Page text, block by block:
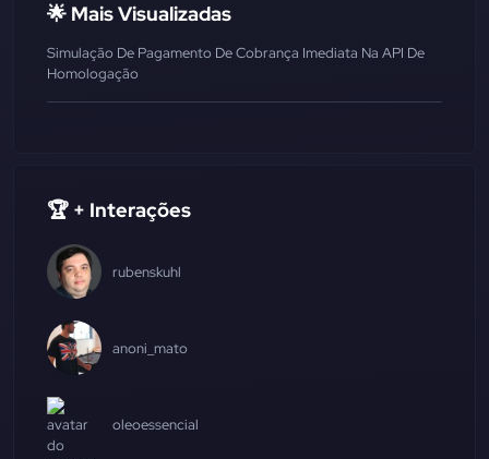
🌟 Mais Visualizadas
Simulação De Pagamento De Cobrança Imediata Na API De
Homologação
🏆 + Interações
rubenskuhl
anoni_mato
oleoessencial